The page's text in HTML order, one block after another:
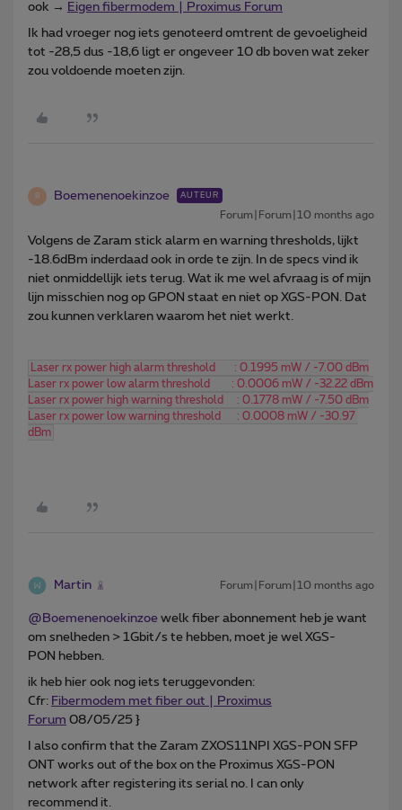
ook → Eigen fibermodem | Proximus Forum
Ik had vroeger nog iets genoteerd omtrent de gevoeligheid
tot -28,5 dus -18,6 ligt er ongeveer 10 db boven wat zeker
zou voldoende moeten zijn.
B Boemenenoekinzoe AUTEUR
Forum|Forum|10 months ago
Volgens de Zaram stick alarm en warning thresholds, lijkt
-18.6dBm inderdaad ook in orde te zijn. In de specs vind ik
niet onmiddellijk iets terug. Wat ik me wel afvraag is of mijn
lijn misschien nog op GPON staat en niet op XGS-PON. Dat
zou kunnen verklaren waarom het niet werkt.
Laser rx power high alarm threshold       : 0.1995 mW / -7.00 dBm
Laser rx power low alarm threshold        : 0.0006 mW / -32.22 dBm
Laser rx power high warning threshold     : 0.1778 mW / -7.50 dBm
Laser rx power low warning threshold      : 0.0008 mW / -30.97
dBm
Martin Forum|Forum|10 months ago
@Boemenenoekinzoe welk fiber abonnement heb je want
om snelheden > 1Gbit/s te hebben, moet je wel XGS-
PON hebben.
ik heb hier ook nog iets teruggevonden:
Cfr: Fibermodem met fiber out | Proximus
Forum 08/05/25 }
I also confirm that the Zaram ZXOS11NPI XGS-PON SFP
ONT works out of the box on the Proximus XGS-PON
network after registering its serial no. I can only
recommend it.